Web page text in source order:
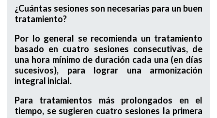
¿Cuántas sesiones son necesarias para un buen
tratamiento?
Por lo general se recomienda un tratamiento
basado en cuatro sesiones consecutivas, de
una hora mínimo de duración cada una (en días
sucesivos), para lograr una armonización
integral inicial.
Para tratamientos más prolongados en el
tiempo, se sugieren cuatro sesiones la primera